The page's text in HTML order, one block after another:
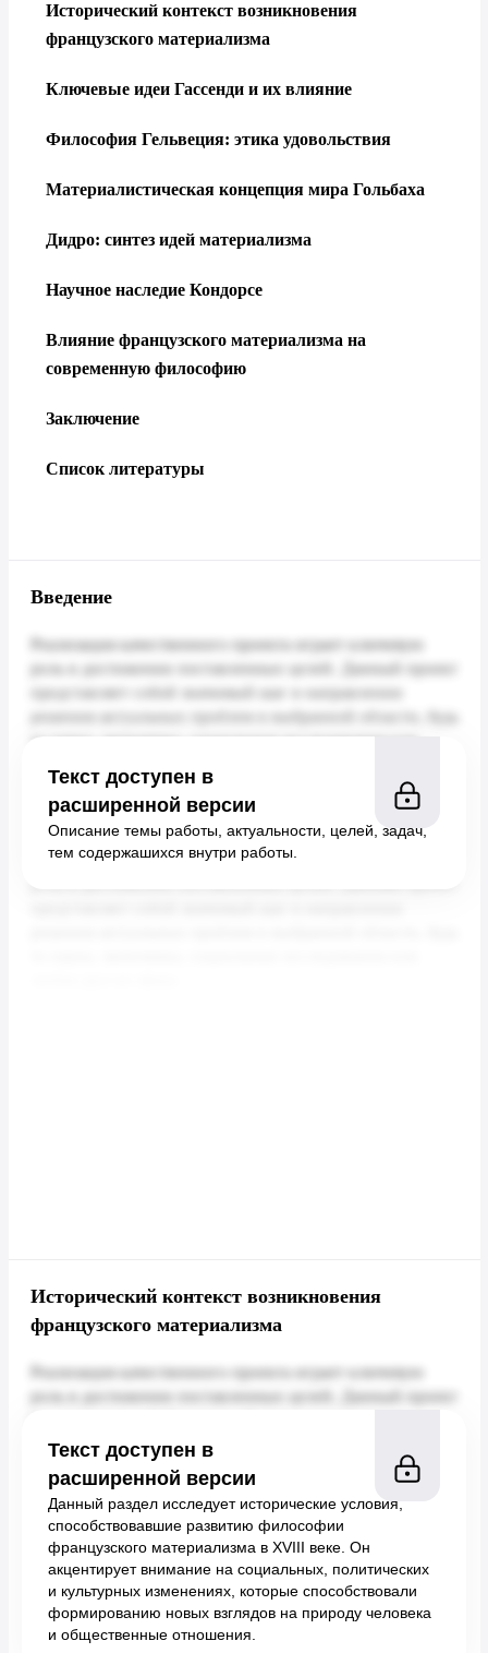
Исторический контекст возникновения
французского материализма
Ключевые идеи Гассенди и их влияние
Философия Гельвеция: этика удовольствия
Материалистическая концепция мира Гольбаха
Дидро: синтез идей материализма
Научное наследие Кондорсе
Влияние французского материализма на
современную философию
Заключение
Список литературы
Введение
Текст доступен в
расширенной версии
Описание темы работы, актуальности, целей, задач,
тем содержашихся внутри работы.
Исторический контекст возникновения
французского материализма
Текст доступен в
расширенной версии
Данный раздел исследует исторические условия,
способствовавшие развитию философии
французского материализма в XVIII веке. Он
акцентирует внимание на социальных, политических
и культурных изменениях, которые способствовали
формированию новых взглядов на природу человека
и общественные отношения.